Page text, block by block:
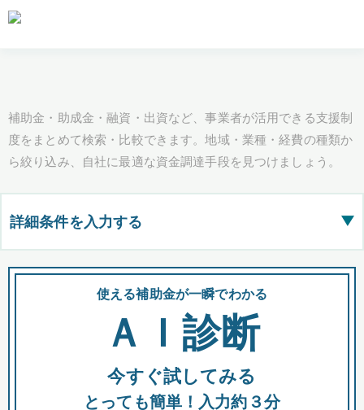
補助金・助成金・融資・出資など、事業者が活用できる支援制
度をまとめて検索・比較できます。地域・業種・経費の種類か
ら絞り込み、自社に最適な資金調達手段を見つけましょう。
詳細条件を入力する ▶
都道府県
全国の検索結果を含めて表示
助成金 融資 出資
使える補助金が一瞬でわかる
ＡＩ診断
今すぐ試してみる
とっても簡単！入力約３分